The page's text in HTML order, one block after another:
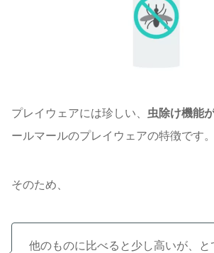
プレイウェアには珍しい、 虫除け機能
ールマールのプレイウェアの特徴です。
そのため、
他のものに比べると少し高いが、と